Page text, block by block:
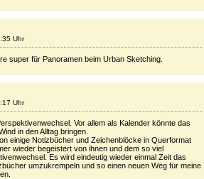
Uhr
super für Panoramen beim Urban Sketching.
Uhr
Vor allem als Kalender könnte das
in den Alltag bringen.
einige Notizbücher und Zeichenblöcke in Querformat
wieder begeistert von ihnen und dem so viel
Es wird eindeutig wieder einmal Zeit das
umzukrempeln und so einen neuen Weg für meine